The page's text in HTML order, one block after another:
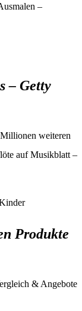
–
– Getty
weiteren
auf Musikblatt –
Produkte
& Angebote